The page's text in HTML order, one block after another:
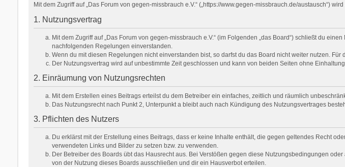
Mit dem Zugriff auf „Das Forum von gegen-missbrauch e.V.“ („https://www.gegen-missbrauch.de/austausch“)
1. Nutzungsvertrag
Mit dem Zugriff auf „Das Forum von gegen-missbrauch e.V.“ (im Folgenden „das Board“) schließt du
nachfolgenden Regelungen einverstanden.
Wenn du mit diesen Regelungen nicht einverstanden bist, so darfst du das Board nicht weiter nutzen.
Der Nutzungsvertrag wird auf unbestimmte Zeit geschlossen und kann von beiden Seiten ohne
2. Einräumung von Nutzungsrechten
Mit dem Erstellen eines Beitrags erteilst du dem Betreiber ein einfaches, zeitlich und räumlich
Das Nutzungsrecht nach Punkt 2, Unterpunkt a bleibt auch nach Kündigung des Nutzungsvertrages
3. Pflichten des Nutzers
Du erklärst mit der Erstellung eines Beitrags, dass er keine Inhalte enthält, die gegen geltendes Recht
verwendeten Links und Bilder zu setzen bzw. zu verwenden.
Der Betreiber des Boards übt das Hausrecht aus. Bei Verstößen gegen diese Nutzungsbedingungen
von der Nutzung dieses Boards ausschließen und dir ein Hausverbot erteilen.